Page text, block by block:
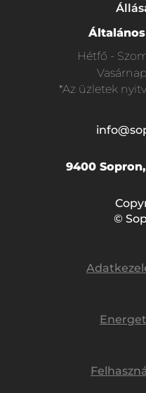
Hétfő -
Vasárnap
*Az üzletek
9400
©